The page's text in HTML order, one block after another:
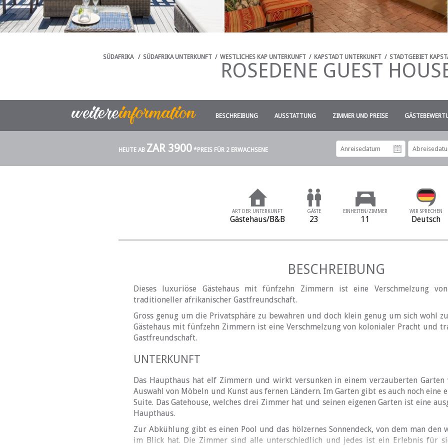
SÜDAFRIKA / SÜDAFRIKA UNTERKUNFT / WESTLICHES KAP UNTERKUNFT / KAPSTADT UNTERKUNFT / STADTGEBIET
ROSEDENE GUEST
BESCHREIBUNG AUSSTATTUNG ZIMMER UND PREISE
HEUTE AB ZAR 3900 *PREIS FÜR 2 ERWACHSENE
ART DER UNTERKUNFT
Gästehaus/B&B
GÄSTE
23
EINHEITEN/ZIMMER
11
WIR SPRECHEN
Deutsch
BESCHREIBUNG
Dieses luxuriöse Gästehaus mit fünfzehn Zimmern ist eine Verschmelzung
traditioneller afrikanischer Gastfreundschaft.
Gross genug um die Privatsphäre zu bewahren und doch klein genug um sich wohl
Gästehaus mit fünfzehn Zimmern ist eine Verschmelzung von kolonialer Pracht und
Gastfreundschaft.
UNTERKUNFT
Das Haupthaus hat elf Zimmern und wirkt versunken in einem verzauberten
Auswahl von Möbeln und Kunst aus fernen Ländern. Im Garten gibt es auch noch eine
Suite. Das Gatehouse, welches drei Zimmer hat und seinen eigenen Garten ist eine
Haupthaus.
Zur Abkühlung gibt es einen Pool und das hölzernes Sonnendeck, von dem man den
im Blick hat. Die Zimmer sind alle unterschiedlich und jedes ist ein Erlebnis für